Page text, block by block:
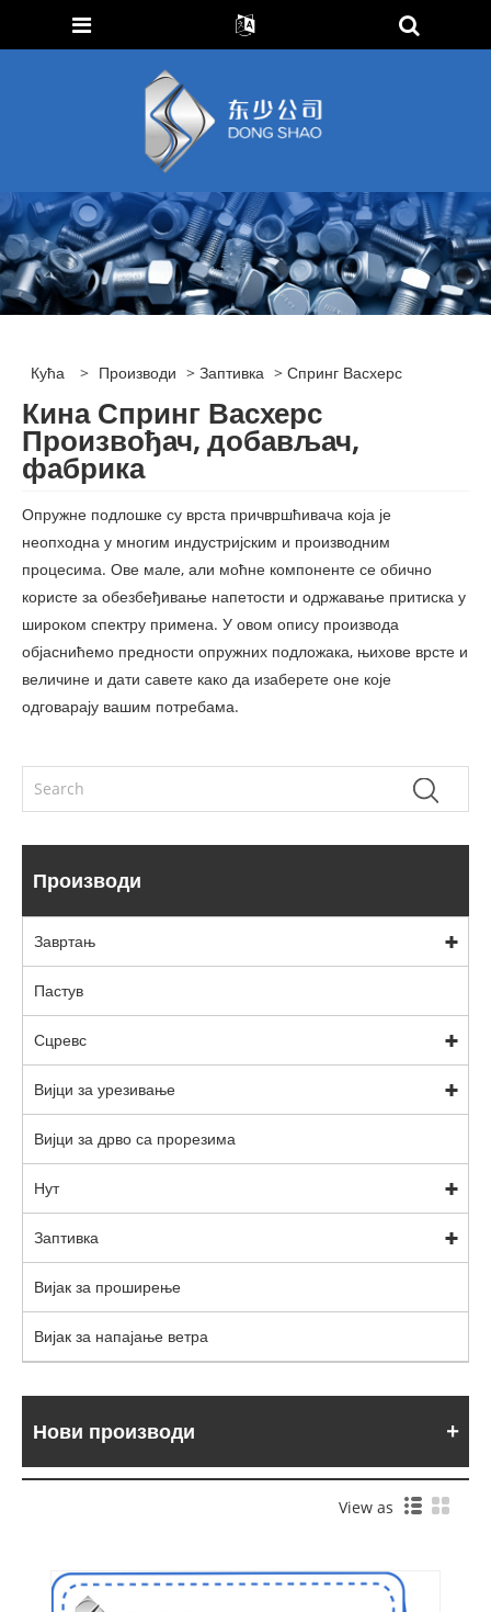
Кућа > Производи >Заптивка > Спринг Васхерс
Кина Спринг Васхерс
Произвођач, добављач,
фабрика
Опружне подлошке су врста причвршћивача која је
неопходна у многим индустријским и производним
процесима. Ове мале, али моћне компоненте се обично
користе за обезбеђивање напетости и одржавање притиска у
широком спектру примена. У овом опису производа
објаснићемо предности опружних подложака, њихове врсте и
величине и дати савете како да изаберете оне које
одговарају вашим потребама.
Производи
Завртањ
Пастув
Сцревс
Вијци за урезивање
Вијци за дрво са прорезима
Нут
Заптивка
Вијак за проширење
Вијак за напајање ветра
Нови производи
View as